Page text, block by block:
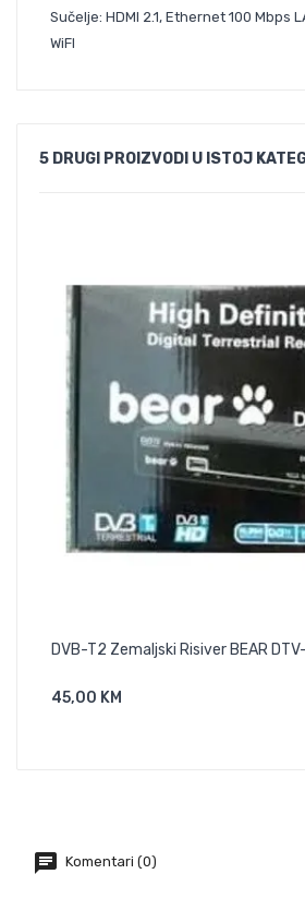
Sučelje: HDMI 2.1, Ethernet 100 Mbps
WiFI
5 DRUGI PROIZVODI U ISTOJ
DVB-T2 Zemaljski Risiver BEAR
45,00 KMDodaj U Košaricu
Komentari (0)